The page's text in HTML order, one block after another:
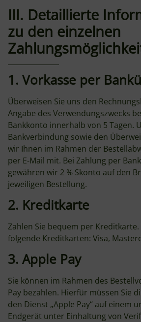
III. Detaillierte
zu den einzelnen
1. Vorkasse per
Überweisen Sie uns den
Angabe des Verwendungszwecks
Bankkonto innerhalb von 5 Tagen.
Bankverbindung sowie den
wir Ihnen im Rahmen der
per E-Mail mit. Bei Zahlung per
gewähren wir 2 % Skonto auf den
jeweiligen Bestellung.
2. Kreditkarte
Zahlen Sie bequem per
folgende Kreditkarten: Visa,
3. Apple Pay
Sie können im Rahmen des
Pay bezahlen. Hierfür müssen Sie
den Dienst „Apple Pay“ auf einem
Endgerät unter Einhaltung von